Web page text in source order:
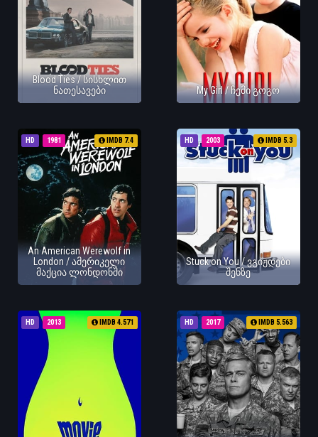
Blood Ties / სისხლით
ნათესავები
My Girl / ჩემი გოგო
HD 1981 IMDB 7.4
An American Werewolf in
London / ამერიკელი
მაქცია ლონდონში
HD 2003 IMDB 5.3
Stuck on You / ვგიჟდები
შენზე
HD 2013 IMDB 4.571 HD 2017 IMDB 5.563